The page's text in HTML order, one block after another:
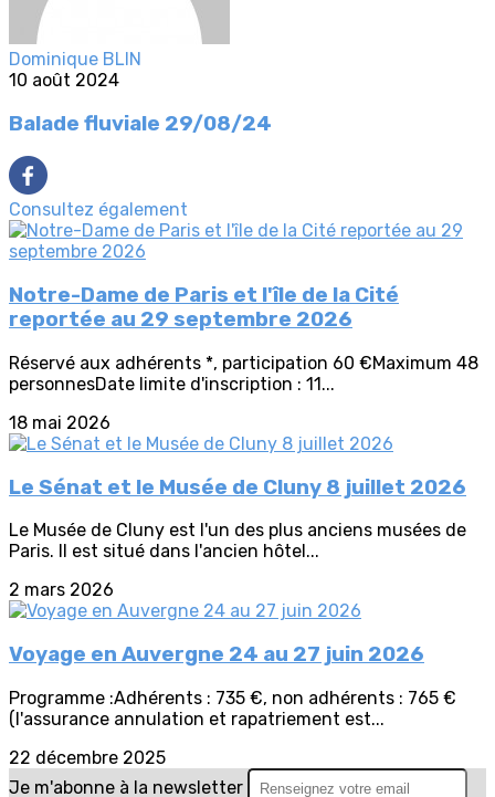
Dominique BLIN
10 août 2024
Balade fluviale 29/08/24
Consultez également
Notre-Dame de Paris et l'île de la Cité
reportée au 29 septembre 2026
Réservé aux adhérents *, participation 60 €Maximum 48
personnesDate limite d'inscription : 11...
18 mai 2026
Le Sénat et le Musée de Cluny 8 juillet 2026
Le Musée de Cluny est l'un des plus anciens musées de
Paris. Il est situé dans l'ancien hôtel...
2 mars 2026
Voyage en Auvergne 24 au 27 juin 2026
Programme :Adhérents : 735 €, non adhérents : 765 €
(l'assurance annulation et rapatriement est...
22 décembre 2025
Je m'abonne à la newsletter